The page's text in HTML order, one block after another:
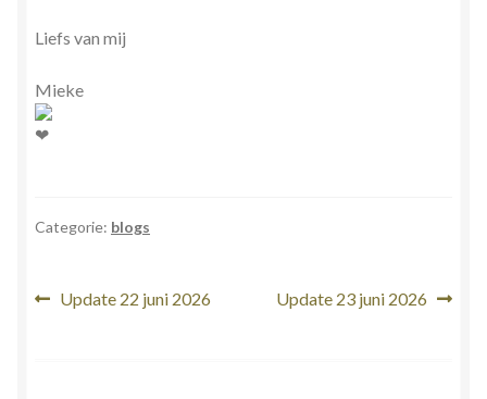
Liefs van mij
Mieke
Categorie: blogs
Bericht
Vorig
Update 22 juni 2026
Volgend
Update 23 juni 2026